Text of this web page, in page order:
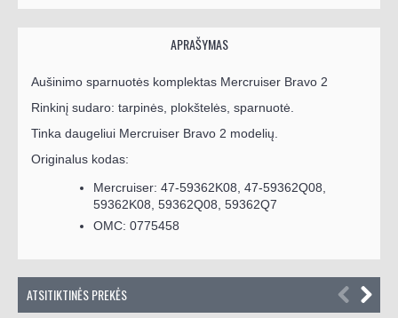
APRAŠYMAS
Aušinimo sparnuotės komplektas Mercruiser Bravo 2
Rinkinį sudaro: tarpinės, plokštelės, sparnuotė.
Tinka daugeliui Mercruiser Bravo 2 modelių.
Originalus kodas:
Mercruiser: 47-59362K08, 47-59362Q08,
59362K08, 59362Q08, 59362Q7
OMC: 0775458
ATSITIKTINĖS PREKĖS